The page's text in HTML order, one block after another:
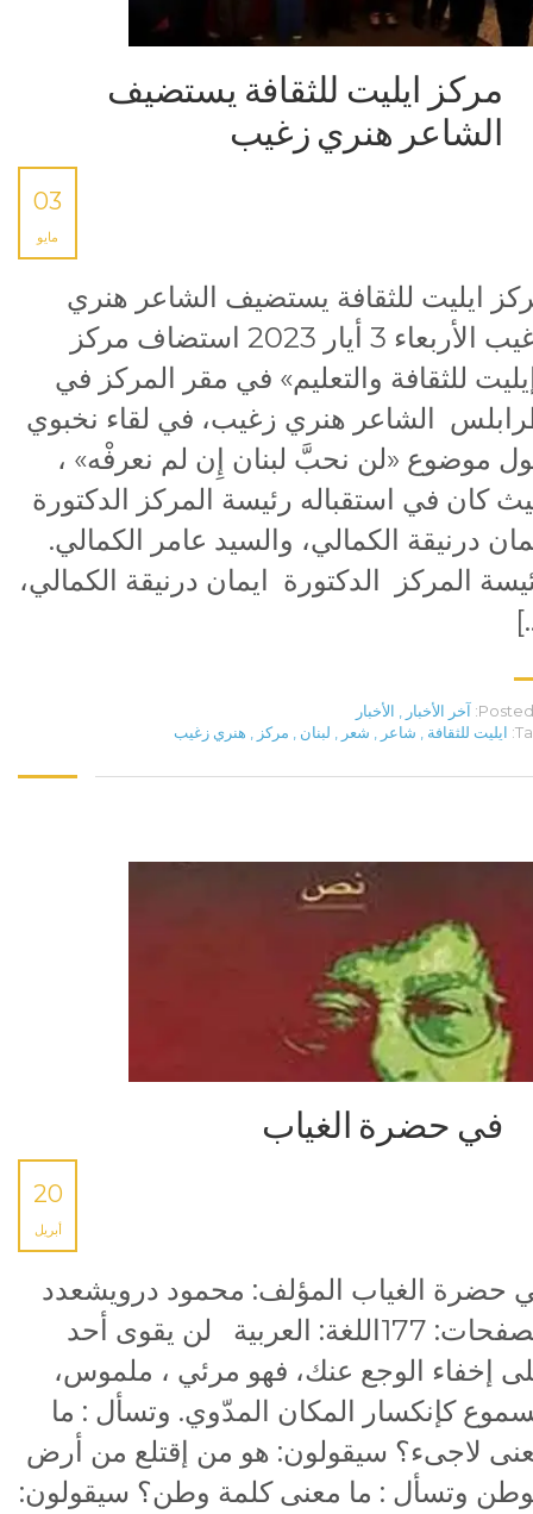
مركز ايليت للثقافة يستضيف
الشاعر هنري زغيب
03
مايو
ايليت للثقافة يستضيف الشاعر هنري
زغيب الأربعاء 3 أيار 2023 استضاف مركز
للثقافة والتعليم» في مقر المركز في
الشاعر هنري زغيب، في لقاء نخبوي
موضوع «لن نحبَّ لبنان إِن لم نعرفْه» ،
كان في استقباله رئيسة المركز الدكتورة
درنيقة الكمالي، والسيد عامر الكمالي.
المركز الدكتورة ايمان درنيقة الكمالي،
Posted آخر الأخبار , الأخبار
ايليت للثقافة , شاعر , شعر , لبنان , مركز , هنري زغيب
في حضرة الغياب
20
أبريل
حضرة الغياب المؤلف: محمود درويشعدد
الصفحات: 177اللغة: العربية لن يقوى أحد
إخفاء الوجع عنك، فهو مرئي ، ملموس،
كإنكسار المكان المدّوي. وتسأل : ما
لاجىء؟ سيقولون: هو من إقتلع من أرض
وتسأل : ما معنى كلمة وطن؟ سيقولون: